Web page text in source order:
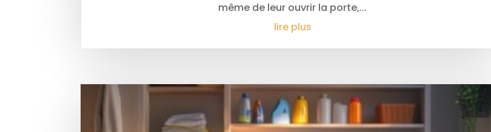
même de leur ouvrir la porte,...
lire plus